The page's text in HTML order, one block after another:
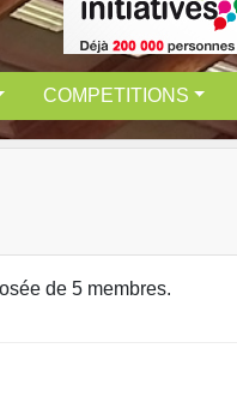
COMPETITIONS
de 5 membres.